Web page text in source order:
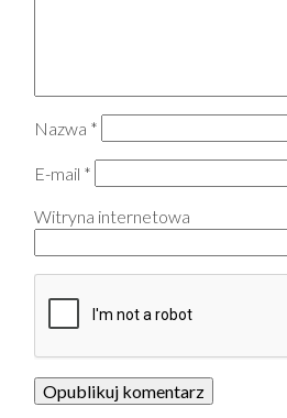
Nazwa *
E-mail *
Witryna internetowa